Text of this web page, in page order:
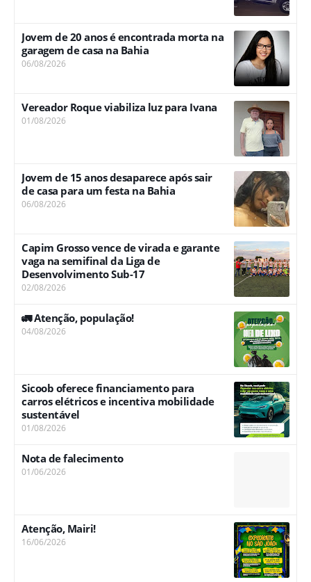
Jovem de 20 anos é encontrada morta na
garagem de casa na Bahia
06/08/2026
Vereador Roque viabiliza luz para Ivana
01/08/2026
Jovem de 15 anos desaparece após sair
de casa para um festa na Bahia
06/08/2026
Capim Grosso vence de virada e garante
vaga na semifinal da Liga de
Desenvolvimento Sub-17
02/08/2026
🚛 Atenção, população!
04/08/2026
Sicoob oferece financiamento para
carros elétricos e incentiva mobilidade
sustentável
01/08/2026
Nota de falecimento
01/06/2026
Atenção, Mairi!
16/06/2026